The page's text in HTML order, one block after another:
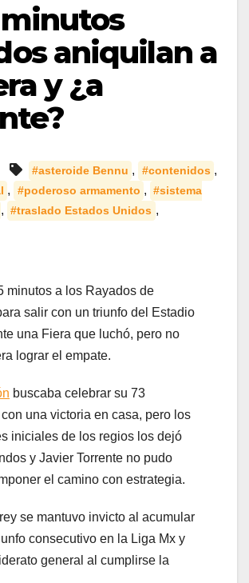
minutos
aniquilan a
y ¿a
#asteroide Bennu , #contenidos ,
, #poderoso armamento , #sistema
, #traslado Estados Unidos ,
minutos a los Rayados de
salir con un triunfo del Estadio
una Fiera que luchó, pero no
lograr el empate.
buscaba celebrar su 73
una victoria en casa, pero los
iniciales de los regios los dejó
y Javier Torrente no pudo
el camino con estrategia.
se mantuvo invicto al acumular
consecutivo en la Liga Mx y
general al cumplirse la